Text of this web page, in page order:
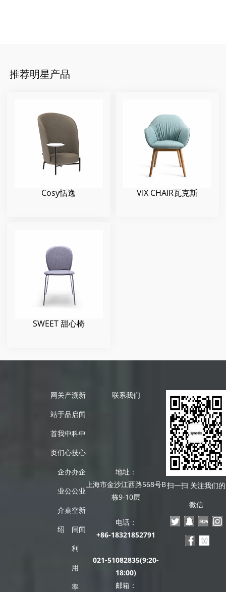
推荐明星产品
Cosy恬逸 VIX CHAIR瓦克斯
SWEET 甜心椅
网
站
首
页
关
于
我
们
产
品
中
心
溯
启
科
技
新
闻
中
心
联系我们
企
业
介
绍
办
公
桌
办
公
空
间
利
用
率
企
业
新
闻
地址：
上海市金沙江西路568号B
栋9-10层
电话：
+86-18321852791
021-51082835(9:20-
18:00)
邮箱：
扫一扫 关注我们的
微信